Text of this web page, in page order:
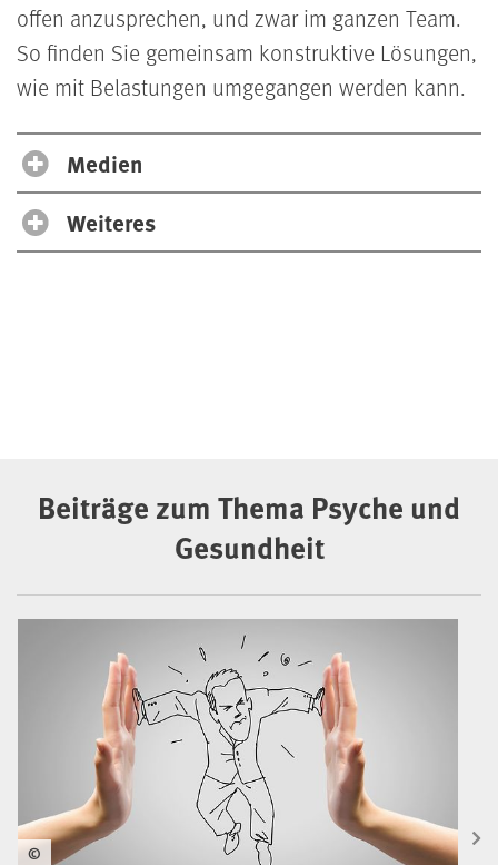
offen anzusprechen, und zwar im ganzen Team.
So finden Sie gemeinsam konstruktive Lösungen,
wie mit Belastungen umgegangen werden kann.
Medien
Weiteres
Beiträge zum Thema Psyche und
Gesundheit
©